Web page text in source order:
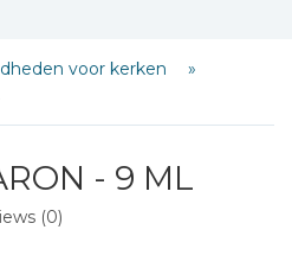
voor kerken
- 9 ML
(0)